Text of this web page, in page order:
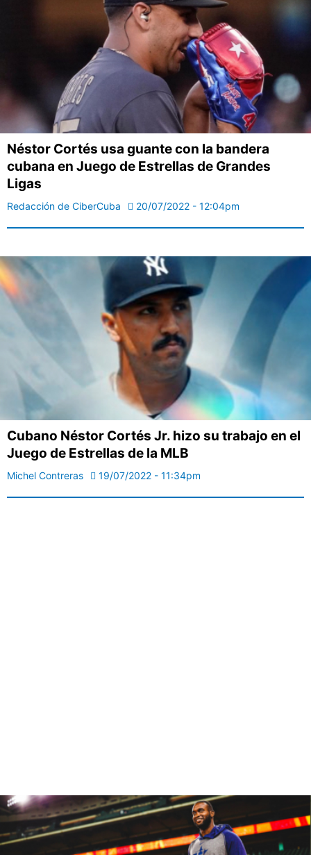
Néstor Cortés usa guante con la bandera
cubana en Juego de Estrellas de Grandes
Ligas
Redacción de CiberCuba 20/07/2022 - 12:04pm
Cubano Néstor Cortés Jr. hizo su trabajo en el
Juego de Estrellas de la MLB
Michel Contreras 19/07/2022 - 11:34pm